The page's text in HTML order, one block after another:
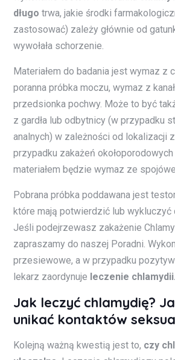
długo trwa, jakie środki
zastosować) zależy głównie od
wywołała schorzenie.
Materiałem do badania jest wymaz z
poranna próbka moczu, wymaz z
przedsionka pochwy. Może to być
z gardła lub odbytnicy (w przypadku
analnych) w zależności od lokalizacji
przypadku zakażeń okołoporodowych
materiałem będzie wymaz ze
Pobrana próbka poddawana jest
które mają potwierdzić lub wykluczyć
Jeśli podejrzewasz zakażenie
zapraszamy do naszej Poradni.
przesiewowe, a w przypadku
lekarz zaordynuje leczenie chlamydii.
Jak leczyć chlamydię?
unikać kontaktów
Kolejną ważną kwestią jest to, czy